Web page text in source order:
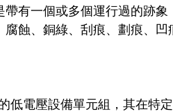
有一個或多個運行過的跡象
蝕、銅綠、刮痕、劃痕、
低電壓設備單元組，其在特